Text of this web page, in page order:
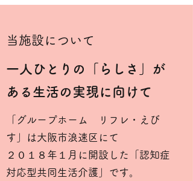
当施設について
​一人ひとりの「らしさ」が
ある生活の実現に向けて
「グループホーム リフレ・えび
す」は大阪市浪速区にて
２０１８年１月に開設した「認知症
対応型共同生活介護」です。